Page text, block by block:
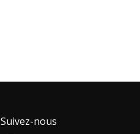
Suivez-nous